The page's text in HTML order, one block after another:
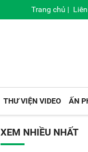
Trang chủ |
THƯ VIỆN VIDEO ẤN
XEM NHIỀU NHẤT